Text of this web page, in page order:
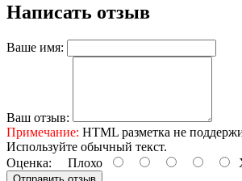
Написать отзыв
Ваше имя:
Ваш отзыв:
Примечание: HTML разметка не
Используйте обычный текст.
Оценка: Плохо